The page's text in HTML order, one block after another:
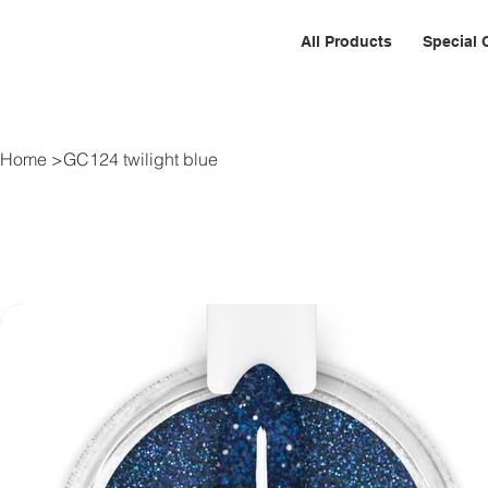
All Products Special
Home >GC124 twilight blue